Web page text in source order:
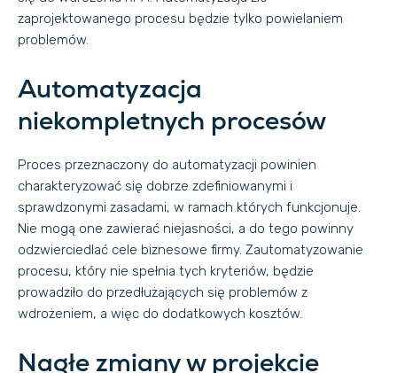
zaprojektowanego procesu będzie tylko powielaniem
problemów.
Automatyzacja
niekompletnych procesów
Proces przeznaczony do automatyzacji powinien
charakteryzować się dobrze zdefiniowanymi i
sprawdzonymi zasadami, w ramach których funkcjonuje.
Nie mogą one zawierać niejasności, a do tego powinny
odzwierciedlać cele biznesowe firmy. Zautomatyzowanie
procesu, który nie spełnia tych kryteriów, będzie
prowadziło do przedłużających się problemów z
wdrożeniem, a więc do dodatkowych kosztów.
Nagłe zmiany w projekcie